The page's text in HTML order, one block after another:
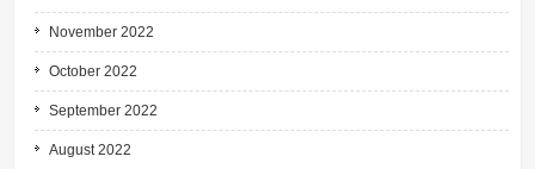
November 2022
October 2022
September 2022
August 2022